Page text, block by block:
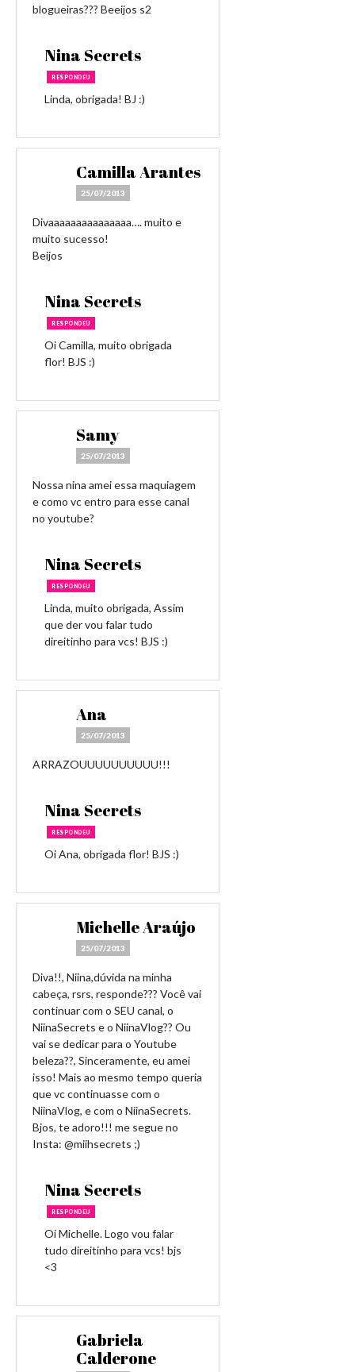
blogueiras??? Beeijos s2
Nina Secrets
RESPONDEU
Linda, obrigada! BJ :)
Camilla Arantes
25/07/2013
Divaaaaaaaaaaaaaaa…. muito e
muito sucesso!
Beijos
Nina Secrets
RESPONDEU
Oi Camilla, muito obrigada
flor! BJS :)
Samy
25/07/2013
Nossa nina amei essa maquiagem
e como vc entro para esse canal
no youtube?
Nina Secrets
RESPONDEU
Linda, muito obrigada, Assim
que der vou falar tudo
direitinho para vcs! BJS :)
Ana
25/07/2013
ARRAZOUUUUUUUUUU!!!
Nina Secrets
RESPONDEU
Oi Ana, obrigada flor! BJS :)
Michelle Araújo
25/07/2013
Diva!!, Niina,dúvida na minha
cabeça, rsrs, responde??? Você vai
continuar com o SEU canal, o
NiinaSecrets e o NiinaVlog?? Ou
vai se dedicar para o Youtube
beleza??, Sinceramente, eu amei
isso! Mais ao mesmo tempo queria
que vc continuasse com o
NiinaVlog, e com o NiinaSecrets.
Bjos, te adoro!!! me segue no
Insta: @miihsecrets ;)
Nina Secrets
RESPONDEU
Oi Michelle. Logo vou falar
tudo direitinho para vcs! bjs
<3
Gabriela
Calderone